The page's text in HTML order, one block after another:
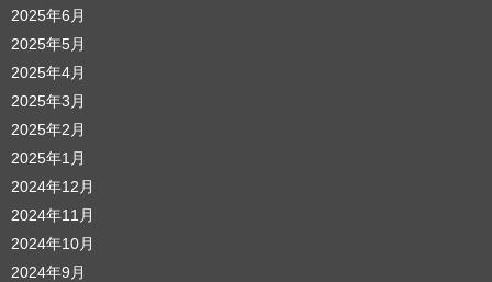
2025年6月
2025年5月
2025年4月
2025年3月
2025年2月
2025年1月
2024年12月
2024年11月
2024年10月
2024年9月